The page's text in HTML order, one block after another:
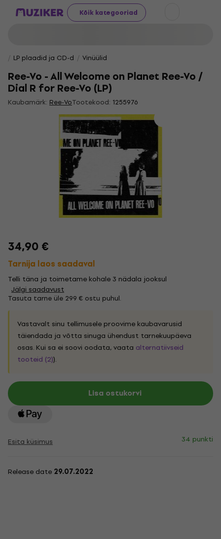
Kõik kategooriad
LP plaadid ja CD-d Vinüülid
Ree-Vo - All Welcome on Planet Ree-Vo /
Dial R for Ree-Vo (LP)
Kaubamärk: Ree-VoTootekood: 1255976
34,90 €
Tarnija laos saadaval
Telli täna ja toimetame kohale 3 nädala jooksul
Jälgi saadavust
Tasuta tarne üle 299 € ostu puhul.
Vastavalt sinu tellimusele proovime kaubavarusid
täiendada ja võtta sinuga ühendust tarnekuupäeva
osas. Kui sa ei soovi oodata, vaata alternatiivseid
tooteid (2)).
Lisa ostukorvi
Esita küsimus 34 punkti
Release date 29.07.2022